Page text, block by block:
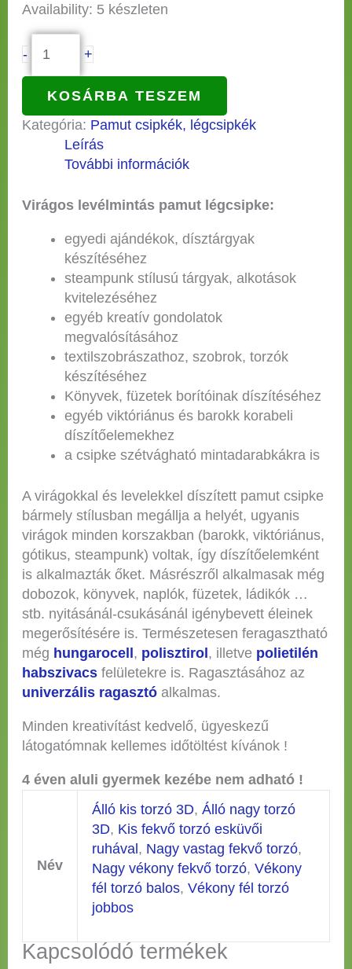
Availability: 5 készleten
- +
KOSÁRBA TESZEM
Kategória: Pamut csipkék, légcsipkék
Leírás
További információk
Virágos levélmintás pamut légcsipke:
egyedi ajándékok, dísztárgyak
készítéséhez
steampunk stílusú tárgyak, alkotások
kvitelezéséhez
egyéb kreatív gondolatok
megvalósításához
textilszobrászathoz, szobrok, torzók
készítéséhez
Könyvek, füzetek borítóinak díszítéséhez
egyéb viktóriánus és barokk korabeli
díszítőelemekhez
a csipke szétvágható mintadarabkákra is
A virágokkal és levelekkel díszített pamut csipke
bármely stílusban megállja a helyét, ugyanis
virágok minden korszakban (barokk, viktóriánus,
gótikus, steampunk) voltak, így díszítőelemként
is alkalmazták őket. Másrészről alkalmasak még
dobozok, könyvek, naplók, füzetek, ládikók …
stb. nyitásánál-csukásánál igénybevett éleinek
megerősítésére is. Természetesen feragasztható
még hungarocell, polisztirol, illetve polietilén
habszivacsfelületekre is. Ragasztásához az
univerzális ragasztóalkalmas.
Minden kreativítást kedvelő, ügyeskezű
látogatómnak kellemes időtöltést kívánok !
4 éven aluli gyermek kezébe nem adható !
Név
Álló kis torzó 3D, Álló nagy torzó
3D, Kis fekvő torzó esküvői
ruhával, Nagy vastag fekvő torzó,
Nagy vékony fekvő torzó, Vékony
fél torzó balos, Vékony fél torzó
jobbos
Kapcsolódó termékek